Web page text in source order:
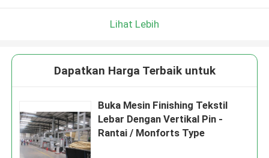
Lihat Lebih
Dapatkan Harga Terbaik untuk
Buka Mesin Finishing Tekstil
Lebar Dengan Vertikal Pin -
Rantai / Monforts Type